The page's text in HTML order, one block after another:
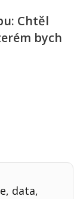
Chtěl
bych
data,